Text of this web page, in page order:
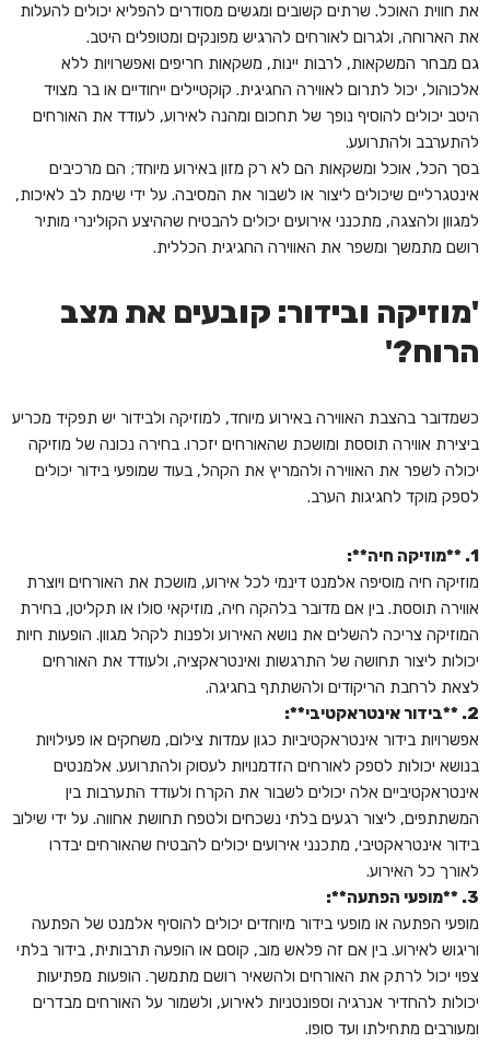
את חווית האוכל. שרתים קשובים ומגשים מסודרים להפליא יכולים להעלות
את הארוחה, ולגרום לאורחים להרגיש מפונקים ומטופלים היטב.
גם מבחר המשקאות, לרבות יינות, משקאות חריפים ואפשרויות ללא
אלכוהול, יכול לתרום לאווירה החגיגית. קוקטיילים ייחודיים או בר מצויד
היטב יכולים להוסיף נופך של תחכום ומהנה לאירוע, לעודד את האורחים
להתערבב ולהתרועע.
בסך הכל, אוכל ומשקאות הם לא רק מזון באירוע מיוחד; הם מרכיבים
אינטגרליים שיכולים ליצור או לשבור את המסיבה. על ידי שימת לב לאיכות,
למגוון ולהצגה, מתכנני אירועים יכולים להבטיח שההיצע הקולינרי מותיר
רושם מתמשך ומשפר את האווירה החגיגית הכללית.
'מוזיקה ובידור: קובעים את מצב
הרוח?'
כשמדובר בהצבת האווירה באירוע מיוחד, למוזיקה ולבידור יש תפקיד מכריע
ביצירת אווירה תוססת ומושכת שהאורחים יזכרו. בחירה נכונה של מוזיקה
יכולה לשפר את האווירה ולהמריץ את הקהל, בעוד שמופעי בידור יכולים
לספק מוקד לחגיגות הערב.
1. **מוזיקה חיה**:
מוזיקה חיה מוסיפה אלמנט דינמי לכל אירוע, מושכת את האורחים ויוצרת
אווירה תוססת. בין אם מדובר בלהקה חיה, מוזיקאי סולו או תקליטן, בחירת
המוזיקה צריכה להשלים את נושא האירוע ולפנות לקהל מגוון. הופעות חיות
יכולות ליצור תחושה של התרגשות ואינטראקציה, ולעודד את האורחים
לצאת לרחבת הריקודים ולהשתתף בחגיגה.
2. **בידור אינטראקטיבי**:
אפשרויות בידור אינטראקטיביות כגון עמדות צילום, משחקים או פעילויות
בנושא יכולות לספק לאורחים הזדמנויות לעסוק ולהתרועע. אלמנטים
אינטראקטיביים אלה יכולים לשבור את הקרח ולעודד התערבות בין
המשתתפים, ליצור רגעים בלתי נשכחים ולטפח תחושת אחווה. על ידי שילוב
בידור אינטראקטיבי, מתכנני אירועים יכולים להבטיח שהאורחים יבדרו
לאורך כל האירוע.
3. **מופעי הפתעה**:
מופעי הפתעה או מופעי בידור מיוחדים יכולים להוסיף אלמנט של הפתעה
וריגוש לאירוע. בין אם זה פלאש מוב, קוסם או הופעה תרבותית, בידור בלתי
צפוי יכול לרתק את האורחים ולהשאיר רושם מתמשך. הופעות מפתיעות
יכולות להחדיר אנרגיה וספונטניות לאירוע, ולשמור על האורחים מבדרים
ומעורבים מתחילתו ועד סופו.